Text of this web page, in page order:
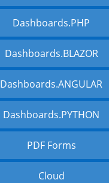
Dashboards.PHP
Dashboards.BLAZOR
Dashboards.ANGULAR
Dashboards.PYTHON
PDF Forms
Cloud